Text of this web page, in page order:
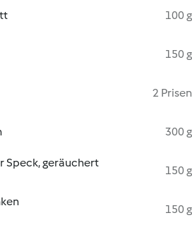
100 g
150 g
2 Prisen
300 g
Speck, geräuchert
150 g
150 g